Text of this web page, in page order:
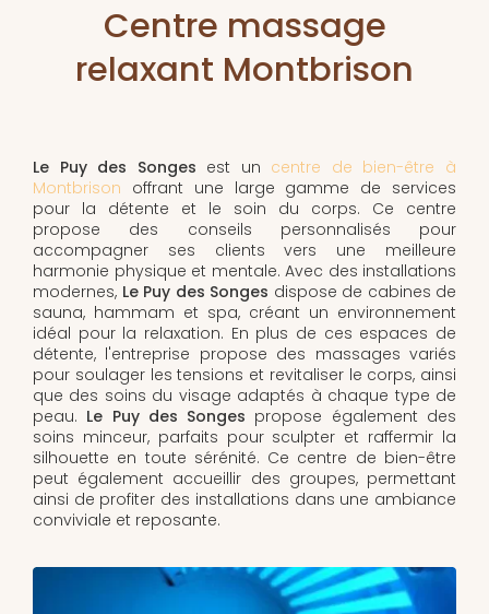
Centre massage
relaxant Montbrison
Le Puy des Songes est un centre de bien-être à
Montbrison offrant une large gamme de services
pour la détente et le soin du corps. Ce centre
propose des conseils personnalisés pour
accompagner ses clients vers une meilleure
harmonie physique et mentale. Avec des installations
modernes, Le Puy des Songes dispose de cabines de
sauna, hammam et spa, créant un environnement
idéal pour la relaxation. En plus de ces espaces de
détente, l'entreprise propose des massages variés
pour soulager les tensions et revitaliser le corps, ainsi
que des soins du visage adaptés à chaque type de
peau. Le Puy des Songes propose également des
soins minceur, parfaits pour sculpter et raffermir la
silhouette en toute sérénité. Ce centre de bien-être
peut également accueillir des groupes, permettant
ainsi de profiter des installations dans une ambiance
conviviale et reposante.